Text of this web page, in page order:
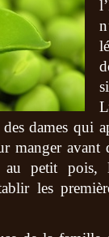
dames qui
manger avant
petit pois,
les